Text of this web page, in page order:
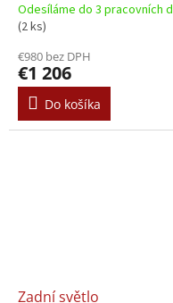
Odesíláme do 3 pracovních
(2 ks)
€980 bez DPH
€1 206
Do košíka
Zadní světlo